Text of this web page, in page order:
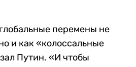
перемены не
и как «колоссальные
Путин. «И чтобы